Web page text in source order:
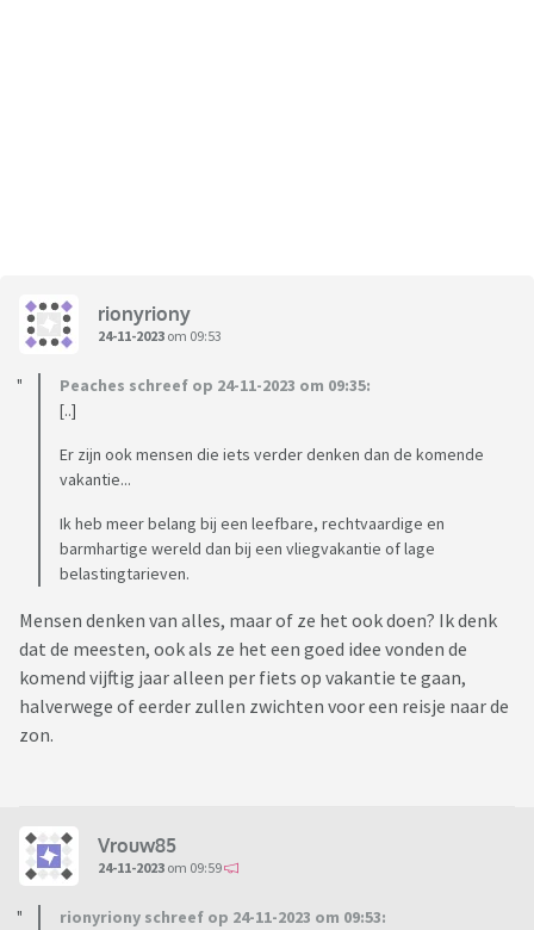
rionyriony
24-11-2023 om 09:53
Peaches schreef op 24-11-2023 om 09:35:
[..]
Er zijn ook mensen die iets verder denken dan de komende
vakantie...
Ik heb meer belang bij een leefbare, rechtvaardige en
barmhartige wereld dan bij een vliegvakantie of lage
belastingtarieven.
Mensen denken van alles, maar of ze het ook doen? Ik denk
dat de meesten, ook als ze het een goed idee vonden de
komend vijftig jaar alleen per fiets op vakantie te gaan,
halverwege of eerder zullen zwichten voor een reisje naar de
zon.
Vrouw85
24-11-2023 om 09:59
rionyriony schreef op 24-11-2023 om 09:53: